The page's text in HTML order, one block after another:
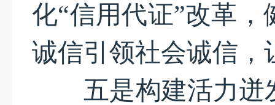
化“信用代证”改革
诚信引领社会诚信，
五是构建活力迸